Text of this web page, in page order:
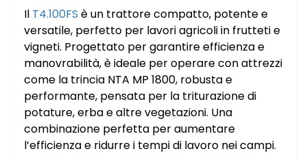
Il T4.100FS è un trattore compatto, potente e
versatile, perfetto per lavori agricoli in frutteti e
vigneti. Progettato per garantire efficienza e
manovrabilità, è ideale per operare con attrezzi
come la trincia NTA MP 1800, robusta e
performante, pensata per la triturazione di
potature, erba e altre vegetazioni. Una
combinazione perfetta per aumentare
l’efficienza e ridurre i tempi di lavoro nei campi.